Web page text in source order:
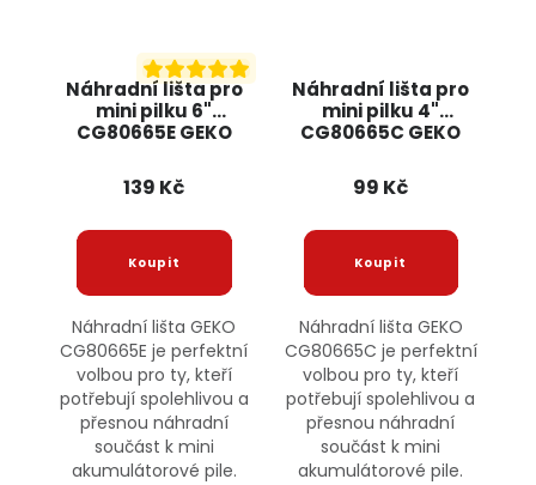
Náhradní lišta pro
mini pilku 6"
CG80665E GEKO
139 Kč
Náhradní lišta GEKO
CG80665E je perfektní
volbou pro ty, kteří
potřebují spolehlivou a
přesnou náhradní
součást k mini
akumulátorové pile.
Náhradní lišta pro
mini pilku 4"
CG80665C GEKO
99 Kč
Náhradní lišta GEKO
CG80665C je perfektní
volbou pro ty, kteří
potřebují spolehlivou a
přesnou náhradní
součást k mini
akumulátorové pile.